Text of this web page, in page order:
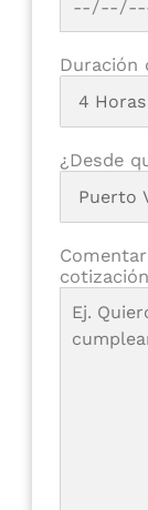
Duración
¿Desde
cotización